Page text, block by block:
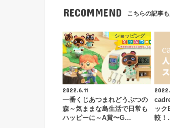
RECOMMEND こちらの記事も
ショッピング
2022.6.11
一番くじあつまれどうぶつの
森～気ままな島生活で日常も
ハッピーに～A賞〜G…
ック
較